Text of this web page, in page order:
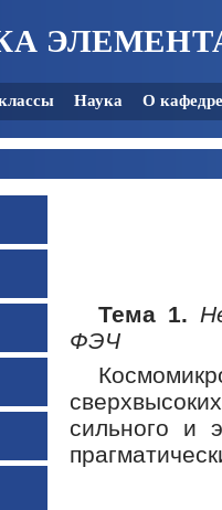
Наука О кафедре
Тема 1.
ФЭЧ
сильного и